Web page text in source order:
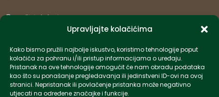
Upravljajte kolačićima
Kako bismo pružili najbolje iskustvo, koristimo tehnologije poput
kolačića za pohranu i/ili pristup informacijama o uređaju.
Pristanak na ove tehnologije omogućit će nam obradu podataka
kao što su ponašanje pregledavanja ili jedinstveni ID-ovi na ovoj
stranici. Nepristanak ili povlačenje pristanka može negativno
utjecati na određene značajke i funkcije.
Načini plaćanja
Informacije
info-hr@kettner.com